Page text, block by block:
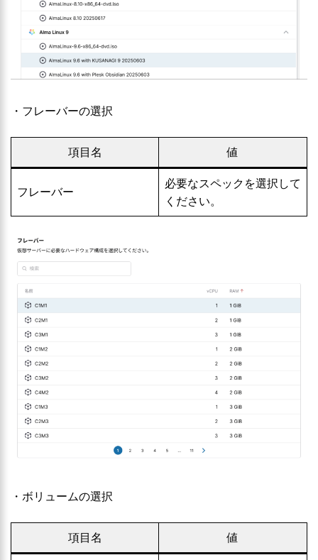
・フレーバーの選択
項目名 値
フレーバー
必要なスペックを選択して
ください。
・ボリュームの選択
項目名 値